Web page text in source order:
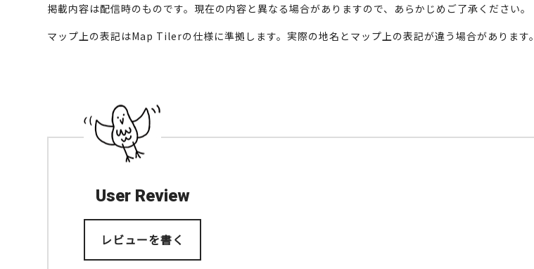
掲載内容は配信時のものです。現在の内容と異なる場合がありますので、あらかじめご了承ください。
マップ上の表記はMap Tilerの仕様に準拠します。実際の地名とマップ上の表記が違う場合があります。
User Review
レビューを書く